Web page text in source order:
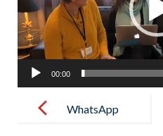
00:00
navigationWhatsApp